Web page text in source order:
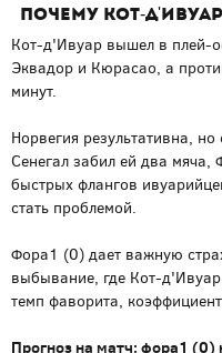
Почему Кот-
Кот-д'Ивуар вышел в плей-
Эквадор и Кюрасао, а
минут.
Норвегия результативна,
Сенегал забил ей два
быстрых флангов
стать проблемой.
Фора1 (0) дает важную
выбывание, где Кот-
темп фаворита,
Прогноз на матч: фора1 (0)